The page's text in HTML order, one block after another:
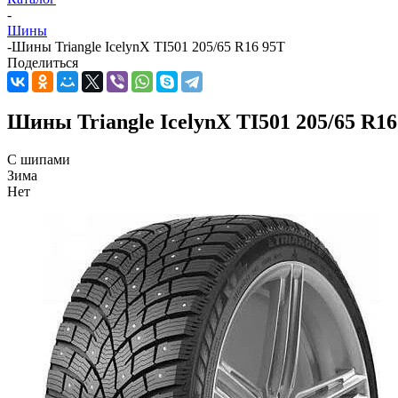
-
Шины
-Шины Triangle IcelynX TI501 205/65 R16 95T
Поделиться
Шины Triangle IcelynX TI501 205/65
С шипами
Зима
Нет